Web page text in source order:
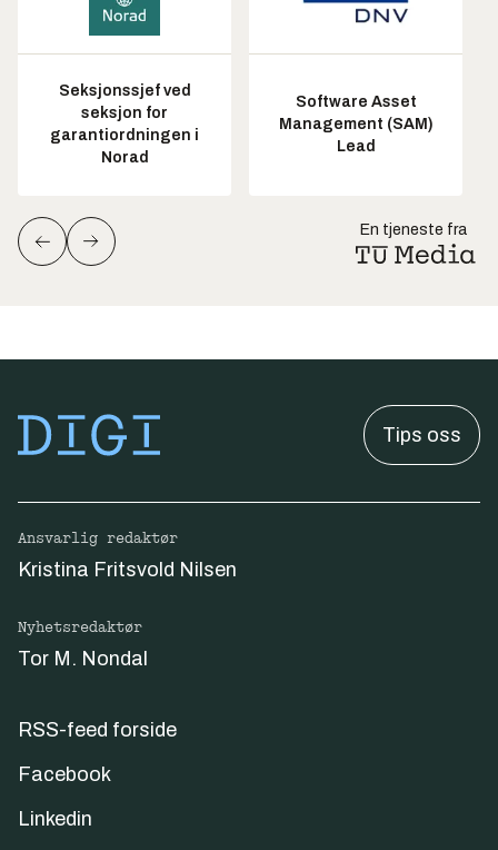
Seksjonssjef ved
seksjon for
garantiordningen i
Norad
Software Asset
Management (SAM)
Lead
En tjeneste fra
Tips oss
Ansvarlig redaktør
Kristina Fritsvold Nilsen
Nyhetsredaktør
Tor M. Nondal
RSS-feed forside
Facebook
Linkedin